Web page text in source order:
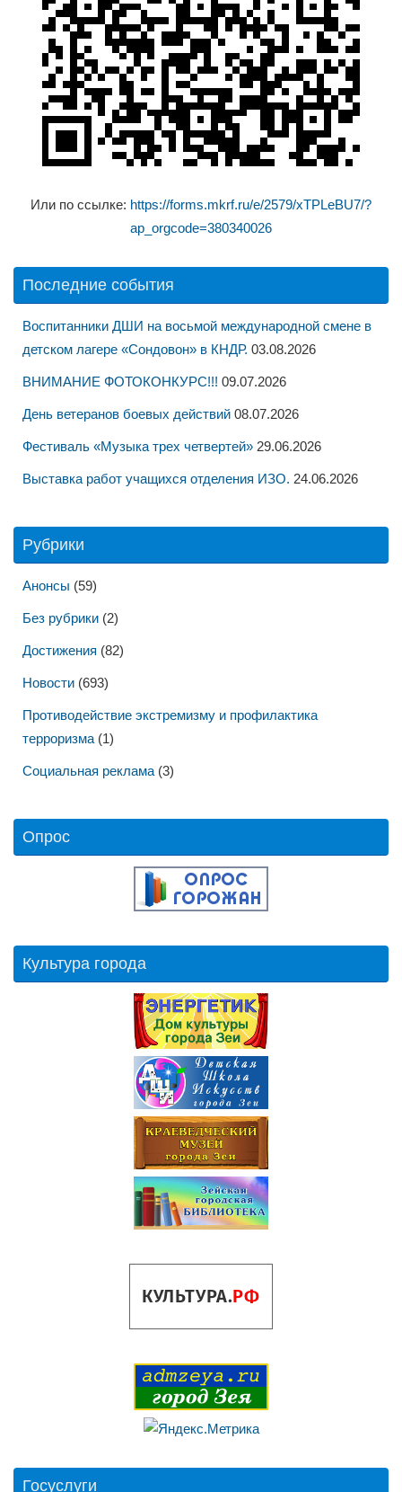
Или по ссылке: https://forms.mkrf.ru/e/2579/xTPLeBU7/?
ap_orgcode=380340026
Последние события
Воспитанники ДШИ на восьмой международной смене в
детском лагере «Сондовон» в КНДР. 03.08.2026
ВНИМАНИЕ ФОТОКОНКУРС!!! 09.07.2026
День ветеранов боевых действий 08.07.2026
Фестиваль «Музыка трех четвертей» 29.06.2026
Выставка работ учащихся отделения ИЗО. 24.06.2026
Рубрики
Анонсы (59)
Без рубрики (2)
Достижения (82)
Новости (693)
Противодействие экстремизму и профилактика
(1)
Социальная реклама (3)
Опрос
Культура города
Госуслуги